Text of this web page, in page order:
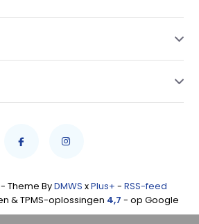
Theme ByDMWS xPlus+ - RSS-feed
& TPMS-oplossingen 4,7 - op Google